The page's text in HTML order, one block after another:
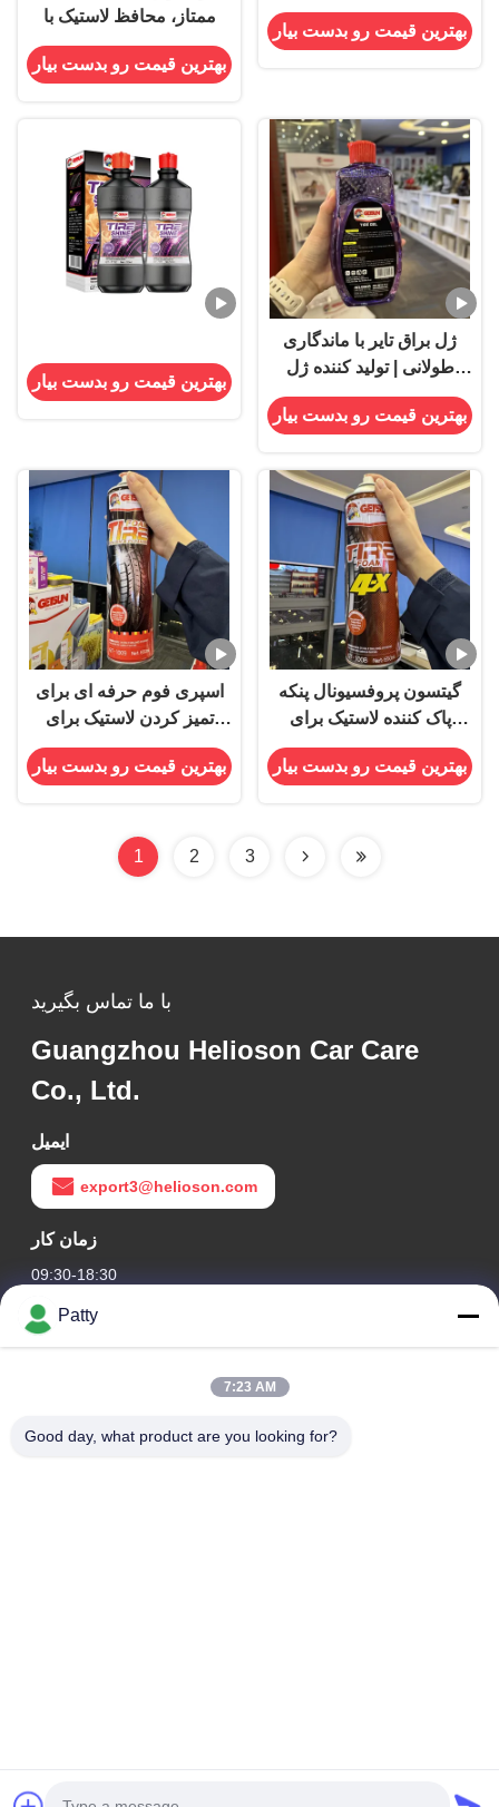
ممتاز، محافظ لاستیک با
ماندگاری طولانی برای
درخشش عمیق
بهترین قیمت رو بدست بیار
بهترین قیمت رو بدست بیار
بهترین قیمت رو بدست بیار
ژل براق تایر با ماندگاری
طولانی | تولید کننده ژل
پانسمان تایر OEM
بهترین قیمت رو بدست بیار
اسپری فوم حرفه ای برای
تمیز کردن لاستیک برای
ماشین شویی
بهترین قیمت رو بدست بیار
گيتسون پروفسيونال پنکه
پاک کننده لاستیک برای
جزئیات خودرو
بهترین قیمت رو بدست بیار
1 2 3
با ما تماس بگیرید
Guangzhou Helioson Car Care
Co., Ltd.
ایمیل
export3@helioson.com
زمان کار
09:30-18:30
آدرس ما
Patty
7:23 AM
Good day, what product are you looking for?